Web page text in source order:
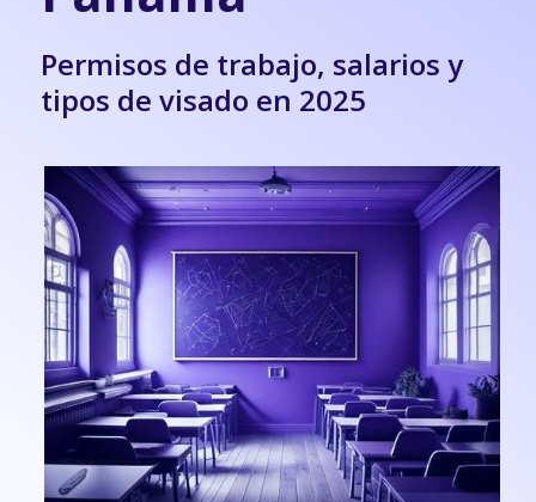
Permisos de trabajo, salarios y
tipos de visado en 2025